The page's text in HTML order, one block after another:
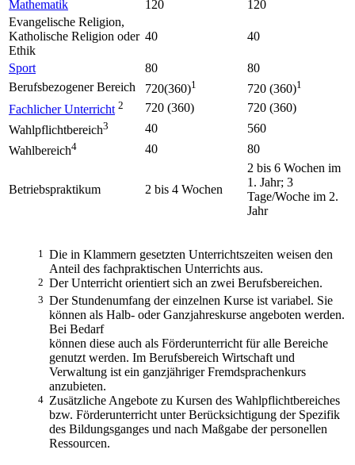
Mathematik
120
120
Evangelische Religion,
Katholische Religion oder
Ethik
40 40
Sport 80
80
Berufsbezogener Bereich
720(360)1 720 (360)1
Fachlicher Unterricht 2 720 (360)
720 (360)
Wahlpflichtbereich3 40
560
Wahlbereich4 40 80
Betriebspraktikum 2 bis 4 Wochen
2 bis 6 Wochen im
1. Jahr; 3
Tage/Woche im 2.
Jahr
1 Die in Klammern gesetzten Unterrichtszeiten weisen den
Anteil des fachpraktischen Unterrichts aus.
2 Der Unterricht orientiert sich an zwei Berufsbereichen.
3 Der Stundenumfang der einzelnen Kurse ist variabel. Sie
können als Halb- oder Ganzjahreskurse angeboten werden.
Bei Bedarf
können diese auch als Förderunterricht für alle Bereiche
genutzt werden. Im Berufsbereich Wirtschaft und
Verwaltung ist ein ganzjähriger Fremdsprachenkurs
anzubieten.
4 Zusätzliche Angebote zu Kursen des Wahlpflichtbereiches
bzw. Förderunterricht unter Berücksichtigung der Spezifik
des Bildungsganges und nach Maßgabe der personellen
Ressourcen.